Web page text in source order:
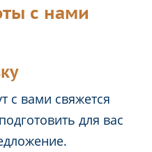
с нами
с вами свяжется
для вас